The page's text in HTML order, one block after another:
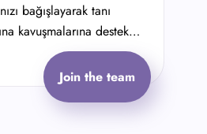
bağışlayarak tanı
kavuşmalarına destek
yükü ancak hepimiz
hafifler.Join the team